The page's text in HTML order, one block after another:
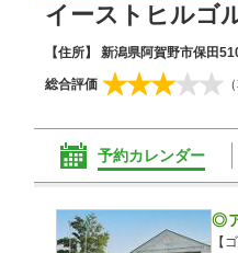
イーストヒルゴ
【住所】 新潟県阿賀野市保田
総合評価 （
予約カレンダー
◎
【